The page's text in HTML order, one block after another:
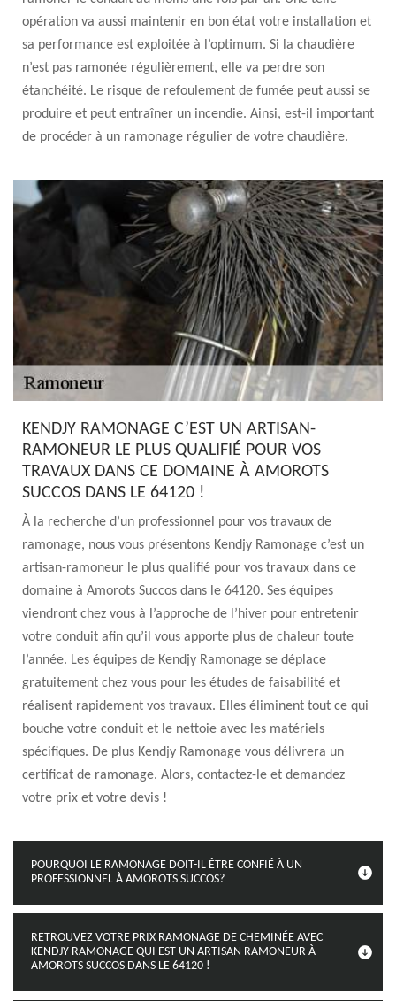
opération va aussi maintenir en bon état votre installation et
sa performance est exploitée à l’optimum. Si la chaudière
n’est pas ramonée régulièrement, elle va perdre son
étanchéité. Le risque de refoulement de fumée peut aussi se
produire et peut entraîner un incendie. Ainsi, est-il important
de procéder à un ramonage régulier de votre chaudière.
KENDJY RAMONAGE C’EST UN ARTISAN-
RAMONEUR LE PLUS QUALIFIÉ POUR VOS
TRAVAUX DANS CE DOMAINE À AMOROTS
SUCCOS DANS LE 64120 !
À la recherche d’un professionnel pour vos travaux de
ramonage, nous vous présentons Kendjy Ramonage c’est un
artisan-ramoneur le plus qualifié pour vos travaux dans ce
domaine à Amorots Succos dans le 64120. Ses équipes
viendront chez vous à l’approche de l’hiver pour entretenir
votre conduit afin qu’il vous apporte plus de chaleur toute
l’année. Les équipes de Kendjy Ramonage se déplace
gratuitement chez vous pour les études de faisabilité et
réalisent rapidement vos travaux. Elles éliminent tout ce qui
bouche votre conduit et le nettoie avec les matériels
spécifiques. De plus Kendjy Ramonage vous délivrera un
certificat de ramonage. Alors, contactez-le et demandez
votre prix et votre devis !
POURQUOI LE RAMONAGE DOIT-IL ÊTRE CONFIÉ À UN
PROFESSIONNEL À AMOROTS SUCCOS?
RETROUVEZ VOTRE PRIX RAMONAGE DE CHEMINÉE AVEC
KENDJY RAMONAGE QUI EST UN ARTISAN RAMONEUR À
AMOROTS SUCCOS DANS LE 64120 !